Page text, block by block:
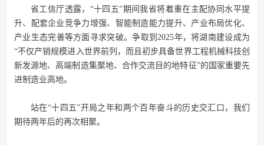
省工信厅透露，“十四五”期间我省将着重在主配协同水平提
升、配套企业竞争力增强、智能制造能力提升、产业布局优化、
产业生态完善等方面寻求突破。争取到2025年，将湖南建设成为
“不仅产销规模进入世界前列，而且初步具备世界工程机械科技创
新发源地、高端制造集聚地、合作交流目的地特征”的国家重要先
进制造业高地。
站在“十四五”开局之年和两个百年奋斗的历史交汇口，我们
期待两年后的再次相聚。